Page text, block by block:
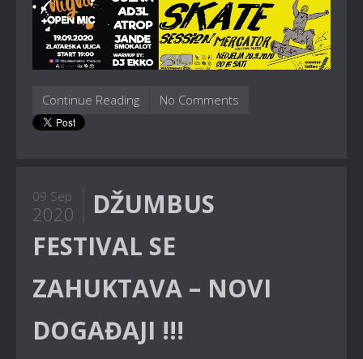
Continue Reading No Comments
09 Sep
2020
DŽUMBUS
FESTIVAL SE
ZAHUKTAVA – NOVI
DOGAĐAJI !!!